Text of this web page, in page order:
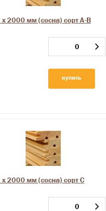
2000 мм (сосна) сорт А-В
купить
2000 мм (сосна) сорт С